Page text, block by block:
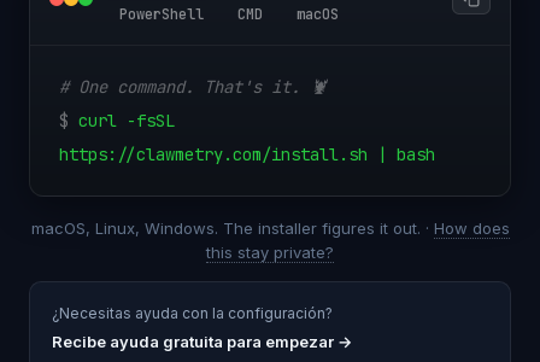
PowerShell
CMD macOS
# One command. That's it. 🦞
$ curl -fsSL
https://clawmetry.com/install.sh | bash
macOS, Linux, Windows. The installer figures it out. · How does
this stay private?
¿Necesitas ayuda con la configuración?
Recibe ayuda gratuita para empezar →